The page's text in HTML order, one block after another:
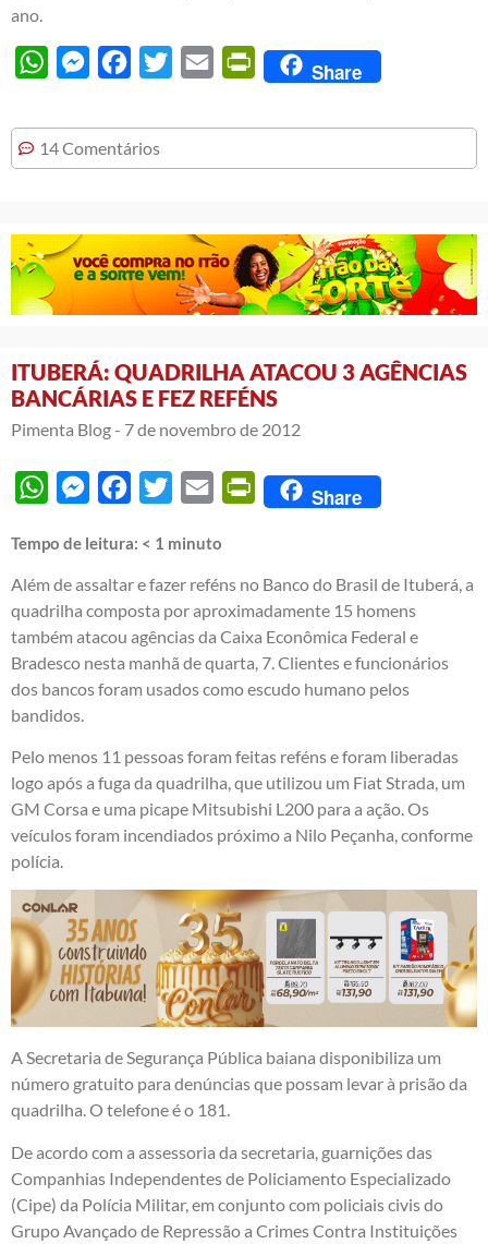
ano.
WhatsAppMessengerFacebook
Twitter Email PrintFriendly
Share
14 Comentários
ITUBERÁ: QUADRILHA ATACOU 3 AGÊNCIAS
BANCÁRIAS E FEZ REFÉNS
Pimenta Blog - 7 de novembro de 2012
WhatsAppMessengerFacebook
Twitter Email PrintFriendly
Share
Tempo de leitura: < 1 minuto
Além deassaltar e fazer reféns no Banco do Brasil de Ituberá, a
quadrilha composta por aproximadamente 15 homens
também atacou agências da Caixa Econômica Federal e
Bradesco nesta manhã de quarta, 7. Clientes e funcionários
dos bancos foram usados como escudo humano pelos
bandidos.
Pelo menos 11 pessoas foram feitas reféns e foram liberadas
logo após a fuga da quadrilha, que utilizou um Fiat Strada, um
GM Corsa e uma picape Mitsubishi L200 para a ação. Os
veículos foram incendiados próximo a Nilo Peçanha, conforme
polícia.
A Secretaria de Segurança Pública baiana disponibiliza um
número gratuito para denúncias que possam levar à prisão da
quadrilha. O telefone é o 181.
De acordo com a assessoria da secretaria, guarnições das
Companhias Independentes de Policiamento Especializado
(Cipe) da Polícia Militar, em conjunto com policiais civis do
Grupo Avançado de Repressão a Crimes Contra Instituições